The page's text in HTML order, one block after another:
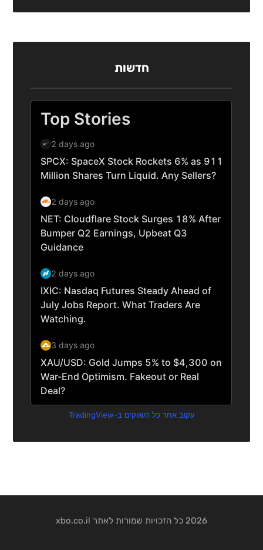
חדשות
עקוב אחר כל השווקים ב-TradingView
2026 כל הזכויות שמורות לאתר xbo.co.il